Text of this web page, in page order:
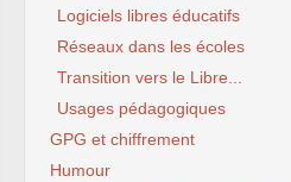
Logiciels libres éducatifs
Réseaux dans les écoles
Transition vers le Libre...
Usages pédagogiques
GPG et chiffrement
Humour